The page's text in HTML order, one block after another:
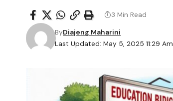
Last Updated: May 5, 2025 11:29 Am
ByDiajeng Maharini
3 Min Read